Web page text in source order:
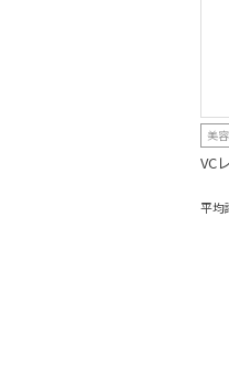
美
VC
平均